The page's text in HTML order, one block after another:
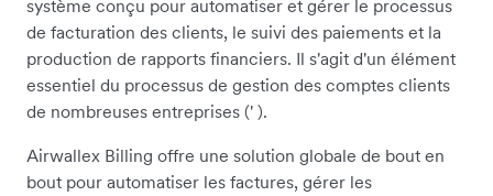
système conçu pour automatiser et gérer le processus
de facturation des clients, le suivi des paiements et la
production de rapports financiers. Il s'agit d'un élément
essentiel du processus de gestion des comptes clients
de nombreuses entreprises (' ).
Airwallex Billing offre une solution globale de bout en
bout pour automatiser les factures, gérer les